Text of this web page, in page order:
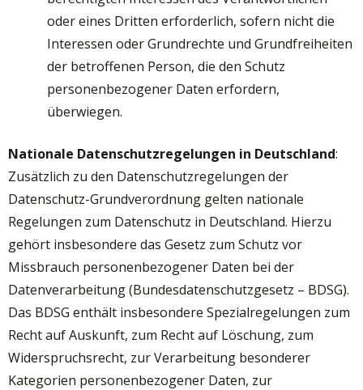
oder eines Dritten erforderlich, sofern nicht die
Interessen oder Grundrechte und Grundfreiheiten
der betroffenen Person, die den Schutz
personenbezogener Daten erfordern,
überwiegen.
Nationale Datenschutzregelungen in Deutschland:
Zusätzlich zu den Datenschutzregelungen der
Datenschutz-Grundverordnung gelten nationale
Regelungen zum Datenschutz in Deutschland. Hierzu
gehört insbesondere das Gesetz zum Schutz vor
Missbrauch personenbezogener Daten bei der
Datenverarbeitung (Bundesdatenschutzgesetz – BDSG).
Das BDSG enthält insbesondere Spezialregelungen zum
Recht auf Auskunft, zum Recht auf Löschung, zum
Widerspruchsrecht, zur Verarbeitung besonderer
Kategorien personenbezogener Daten, zur